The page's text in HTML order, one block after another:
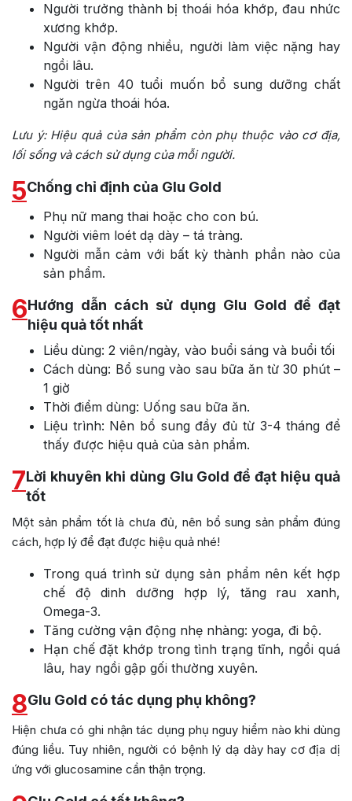
Người trưởng thành bị thoái hóa khớp, đau nhức
xương khớp.
Người vận động nhiều, người làm việc nặng hay
ngồi lâu.
Người trên 40 tuổi muốn bổ sung dưỡng chất
ngăn ngừa thoái hóa.
Lưu ý:Hiệu quả của sản phẩm còn phụ thuộc vào cơ địa,
lối sống và cách sử dụng của mỗi người.
5Chống chỉ định của Glu Gold
Phụ nữ mang thai hoặc cho con bú.
Người viêm loét dạ dày – tá tràng.
Người mẫn cảm với bất kỳ thành phần nào của
sản phẩm.
6Hướng dẫn cách sử dụng Glu Gold để đạt
hiệu quả tốt nhất
Liều dùng: 2 viên/ngày, vào buổi sáng và buổi tối
Cách dùng: Bổ sung vào sau bữa ăn từ 30 phút –
1 giờ
Thời điểm dùng: Uống sau bữa ăn.
Liệu trình: Nên bổ sung đầy đủ từ 3-4 tháng để
thấy được hiệu quả của sản phẩm.
7Lời khuyên khi dùng Glu Gold để đạt hiệu quả
tốt
Một sản phẩm tốt là chưa đủ, nên bổ sung sản phẩm đúng
cách, hợp lý để đạt được hiệu quả nhé!
Trong quá trình sử dụng sản phẩm nên kết hợp
chế độ dinh dưỡng hợp lý, tăng rau xanh,
Omega-3.
Tăng cường vận động nhẹ nhàng: yoga, đi bộ.
Hạn chế đặt khớp trong tình trạng tĩnh, ngồi quá
lâu, hay ngồi gập gối thường xuyên.
8Glu Gold có tác dụng phụ không?
Hiện chưa có ghi nhận tác dụng phụ nguy hiểm nào khi dùng
đúng liều. Tuy nhiên, người có bệnh lý dạ dày hay cơ địa dị
ứng với glucosamine cần thận trọng.